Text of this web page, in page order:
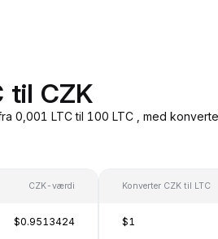
til CZK
0,001 LTC til 100 LTC , med
CZK-værdi
$0.9513424
Konverter CZK til LTC
$1